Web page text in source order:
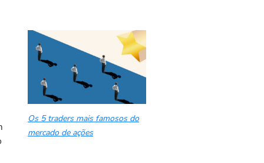
Os 5 traders mais famosos do
mercado de ações